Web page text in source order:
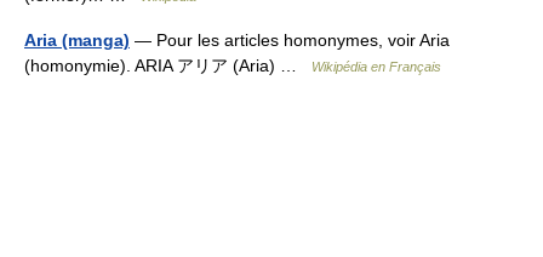
Aria (manga) — Pour les articles homonymes, voir Aria
(homonymie). ARIA アリア (Aria) …
Wikipédia en Français